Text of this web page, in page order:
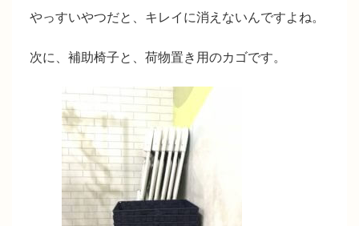
やっすいやつだと、キレイに消えないんですよね。
次に、補助椅子と、荷物置き用のカゴです。